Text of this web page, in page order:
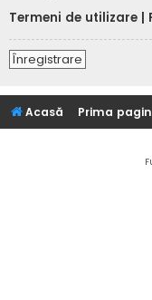
Termeni de utilizare
Înregistrare
Acasă Prima